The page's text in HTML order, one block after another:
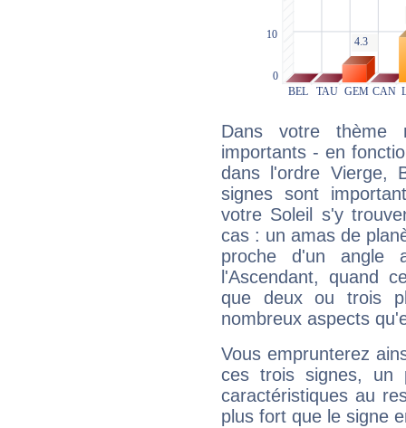
Dans votre thème
importants - en
dans l'ordre Vierge,
signes sont
votre Soleil s'y
cas : un amas de
proche d'un
l'Ascendant, quand
que deux ou trois
nombreux aspects
Vous emprunterez
ces trois signes, un
caractéristiques au
plus fort que le signe